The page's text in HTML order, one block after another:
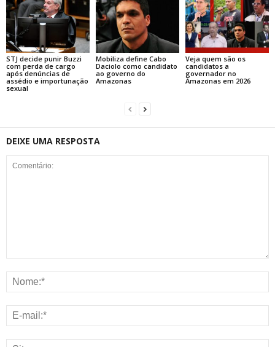
STJ decide punir Buzzi
com perda de cargo
após denúncias de
assédio e importunação
sexual
Mobiliza define Cabo
Daciolo como candidato
ao governo do
Amazonas
Veja quem são os
candidatos a
governador no
Amazonas em 2026
DEIXE UMA RESPOSTA